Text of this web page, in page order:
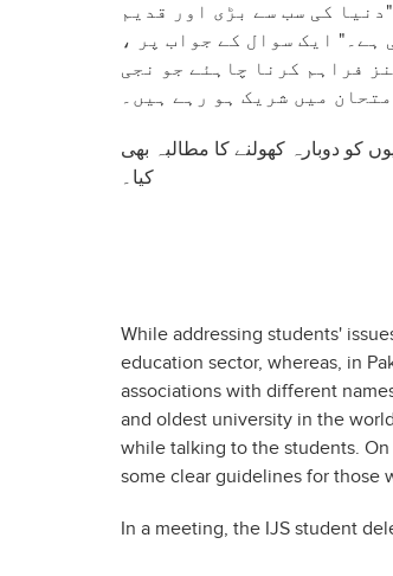
کی سب سے بڑی اور قدیم
ایک سوال کے جواب پر ،
فراہم کرنا چاہئے جو نجی
میں شریک ہو رہے ہیں۔
کو دوبارہ کھولنے کا مطالبہ بھی
کیا۔
While addressing students'
education sector, whereas, in
associations with different
and oldest university in the
while talking to the students.
some clear guidelines for those
In a meeting, the IJS student